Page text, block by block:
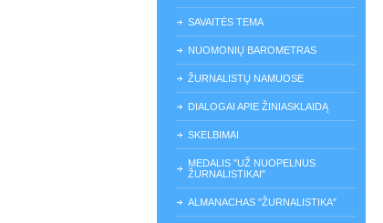
SAVAITĖS TEMA
NUOMONIŲ BAROMETRAS
ŽURNALISTŲ NAMUOSE
DIALOGAI APIE ŽINIASKLAIDĄ
SKELBIMAI
MEDALIS "UŽ NUOPELNUS
ŽURNALISTIKAI"
ALMANACHAS "ŽURNALISTIKA"